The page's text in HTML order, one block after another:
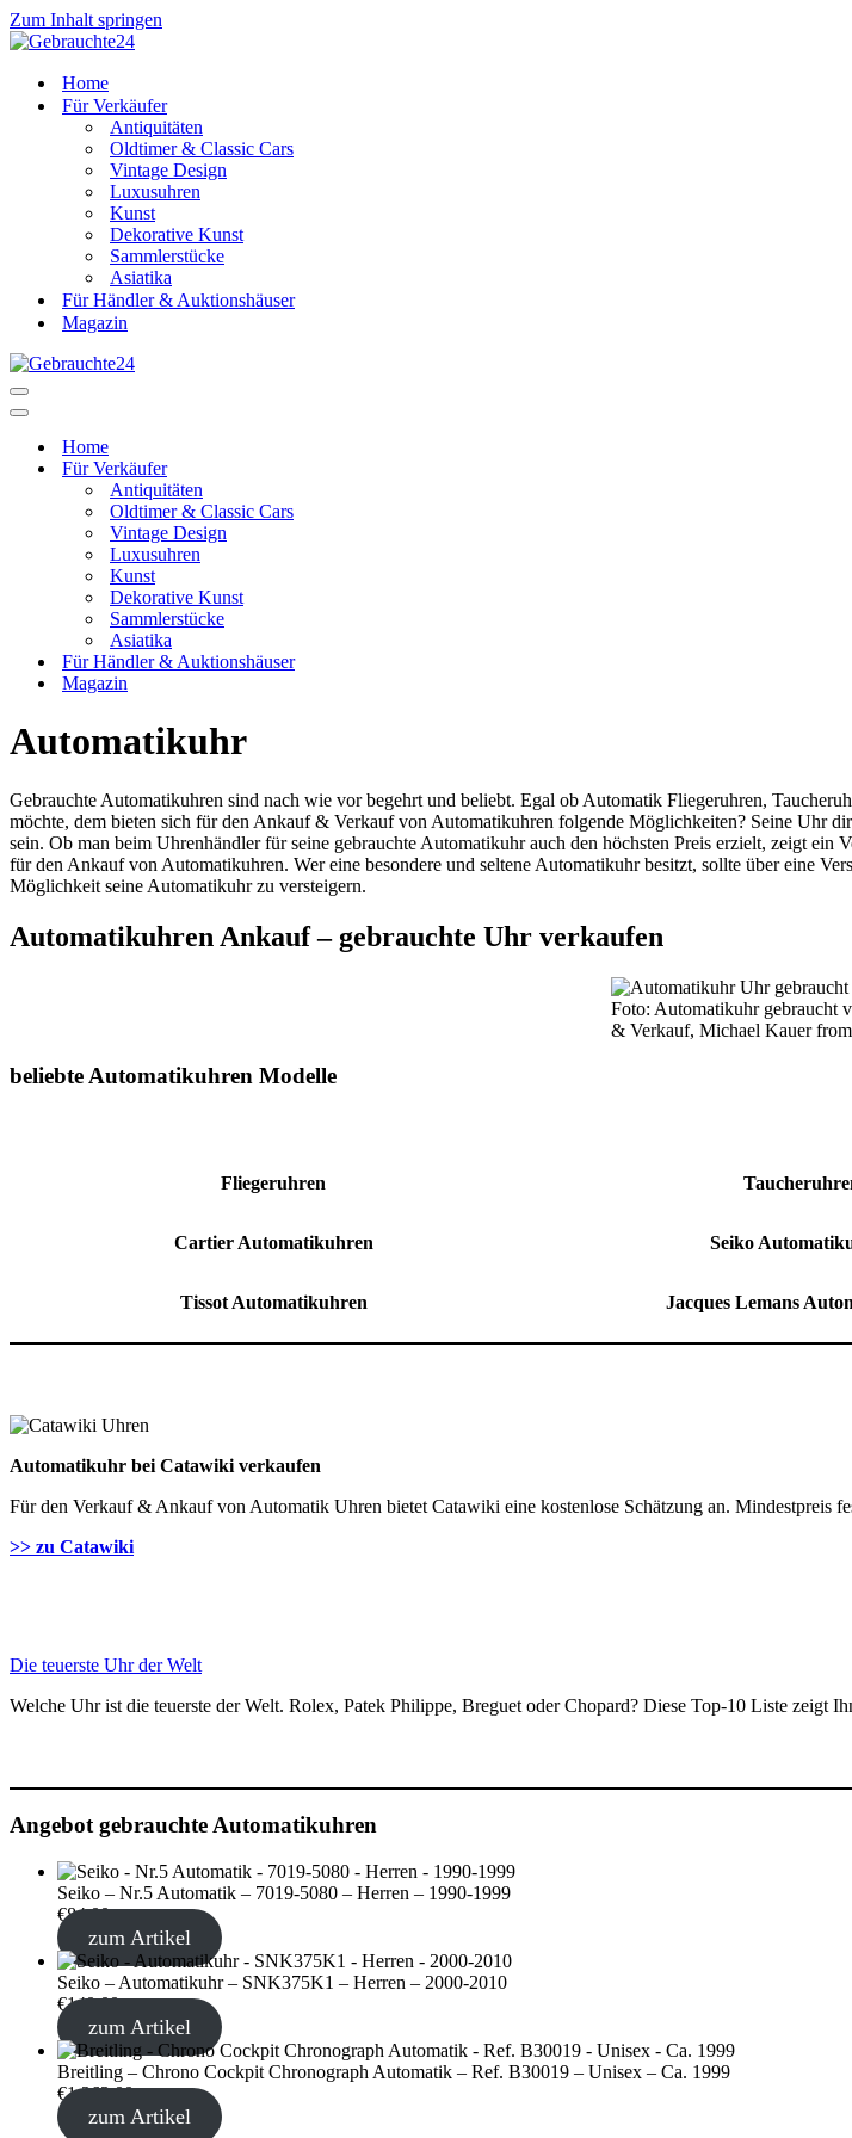
Zum Inhalt springen
Home
Für Verkäufer
Antiquitäten
Oldtimer & Classic Cars
Vintage Design
Luxusuhren
Kunst
Dekorative Kunst
Sammlerstücke
Asiatika
Für Händler & Auktionshäuser
Magazin
Navigationsmenü
Navigationsmenü
Home
Für Verkäufer
Antiquitäten
Oldtimer & Classic Cars
Vintage Design
Luxusuhren
Kunst
Dekorative Kunst
Sammlerstücke
Asiatika
Für Händler & Auktionshäuser
Magazin
Automatikuhr
Gebrauchte Automatikuhren sind nach wie vor begehrt und beliebt. Egal ob Automatik Fliegeruhren,
möchte, dem bieten sich für den Ankauf & Verkauf von Automatikuhren folgende Möglichkeiten? Seine Uhr
sein. Ob man beim Uhrenhändler für seine gebrauchte Automatikuhr auch den höchsten Preis erzielt, zeigt
für den Ankauf von Automatikuhren. Wer eine besondere und seltene Automatikuhr besitzt, sollte über eine
Möglichkeit seine Automatikuhr zu versteigern.
Automatikuhren Ankauf – gebrauchte Uhr verkaufen
Foto: Automatikuhr gebraucht
& Verkauf, Michael Kauer
beliebte Automatikuhren Modelle
Fliegeruhren
Cartier Automatikuhren Seiko
Tissot Automatikuhren Jacques Lemans
Automatikuhr bei Catawiki verkaufen
Für den Verkauf & Ankauf von Automatik Uhren bietet Catawiki eine kostenlose Schätzung an. Mindestpreis
>> zu Catawiki
Die teuerste Uhr der Welt
Welche Uhr ist die teuerste der Welt. Rolex, Patek Philippe, Breguet oder Chopard? Diese Top-10 Liste zeigt
Angebot gebrauchte Automatikuhren
Seiko – Nr.5 Automatik – 7019-5080 – Herren – 1990-1999
€84,00
zum Artikel
Seiko – Automatikuhr – SNK375K1 – Herren – 2000-2010
€140,00
zum Artikel
Breitling – Chrono Cockpit Chronograph Automatik – Ref. B30019 – Unisex – Ca. 1999
€1.263,00
zum Artikel